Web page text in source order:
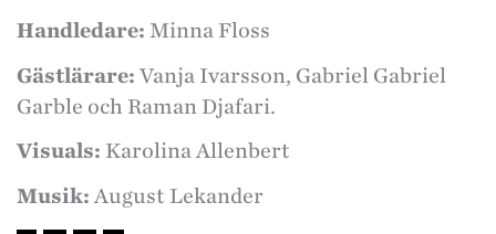
Handledare: Minna Floss
Gästlärare: Vanja Ivarsson, Gabriel Gabriel
Garble och Raman Djafari.
Visuals: Karolina Allenbert
Musik: August Lekander